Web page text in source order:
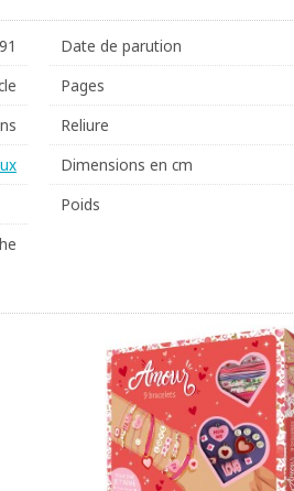
Date de parution
Pages
Reliure
Dimensions en cm
Poids